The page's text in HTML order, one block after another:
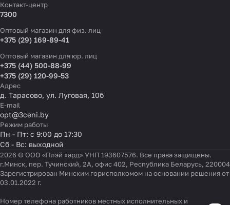
Контакт-центр
7300
Оптовый магазин для физ. лиц
+375 (29) 169-89-41
Оптовый магазин для юр. лиц
+375 (44) 500-88-99
+375 (29) 120-99-53
Адрес
д. Тарасово, ул. Луговая, 10б
E-mail
opt@3ceni.by
Режим работы
Пн - Пт: с 9:00 до 17:30
Сб - Вс: выходной
2026 © ООО «Плэй хард» УНП 193607576. Все права защищены.
г.Минск, пер. Тучинский, 2А, офис 402, Республика Беларусь, 220004
Зарегистрирован Минским горисполкомом на основании решения от
03.01.2022 г.
Номер телефона работников местных исполнительных и
Настройки файлов cookie